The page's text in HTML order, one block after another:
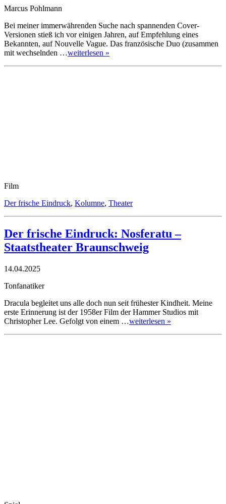
Marcus Pohlmann
Bei meiner immerwährenden Suche nach spannenden Cover-
Versionen stieß ich vor einigen Jahren, auf Empfehlung eines
Bekannten, auf Nouvelle Vague. Das französische Duo (zusammen
mit wechselnden …weiterlesen »
Film
Der frische Eindruck, Kolumne, Theater
Der frische Eindruck: Nosferatu –
Staatstheater Braunschweig
14.04.2025
Tonfanatiker
Dracula begleitet uns alle doch nun seit frühester Kindheit. Meine
erste Erinnerung ist der 1958er Film der Hammer Studios mit
Christopher Lee. Gefolgt von einem …weiterlesen »